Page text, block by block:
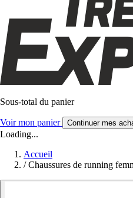
Sous-total du panier
Voir mon panier Continuer mes
Loading...
Accueil
/ Chaussures de running